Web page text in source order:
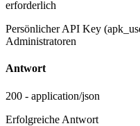
erforderlich
Persönlicher API Key
Administratoren
Antwort
200 - application/json
Erfolgreiche Antwort